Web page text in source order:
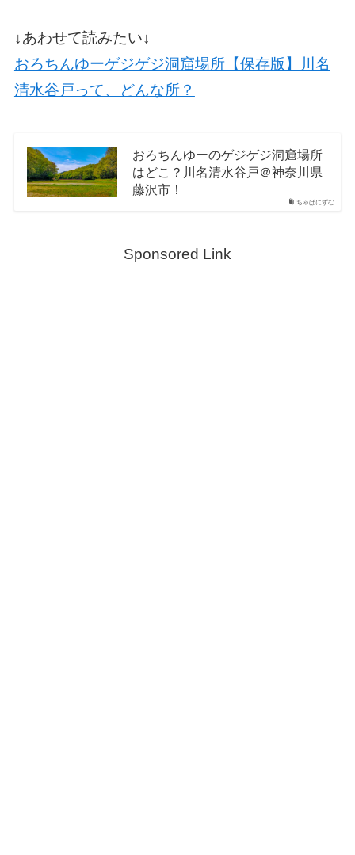
↓あわせて読みたい↓
おろちんゆーゲジゲジ洞窟場所【保存版】川名
清水谷戸って、どんな所？
ちゃぱにずむ
おろちんゆーのゲジゲジ洞窟場所
はどこ？川名清水谷戸＠神奈川県
藤沢市！
Sponsored Link